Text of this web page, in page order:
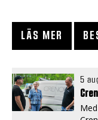
LÄS MER
5